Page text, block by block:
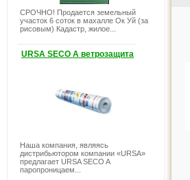
СРОЧНО! Продается земельный
участок 6 соток в махалле Ок Уй (за
рисовым) Кадастр, жилое...
URSA SECO A ветрозащита
Наша компания, являясь
дистрибьютором компании «URSA»
предлагает URSA SECO A
паропроницаем...